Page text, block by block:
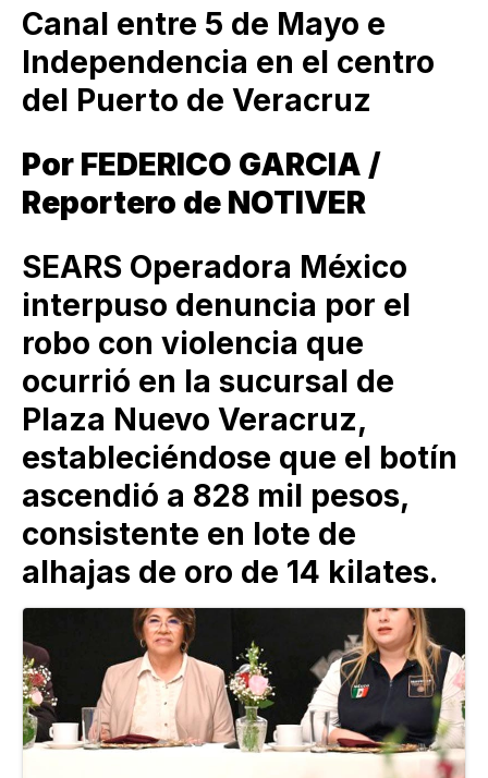
Canal entre 5 de Mayo e
Independencia en el centro
del Puerto de Veracruz
Por FEDERICO GARCIA /
Reportero de NOTIVER
SEARS Operadora México
interpuso denuncia por el
robo con violencia que
ocurrió en la sucursal de
Plaza Nuevo Veracruz,
estableciéndose que el botín
ascendió a 828 mil pesos,
consistente en lote de
alhajas de oro de 14 kilates.